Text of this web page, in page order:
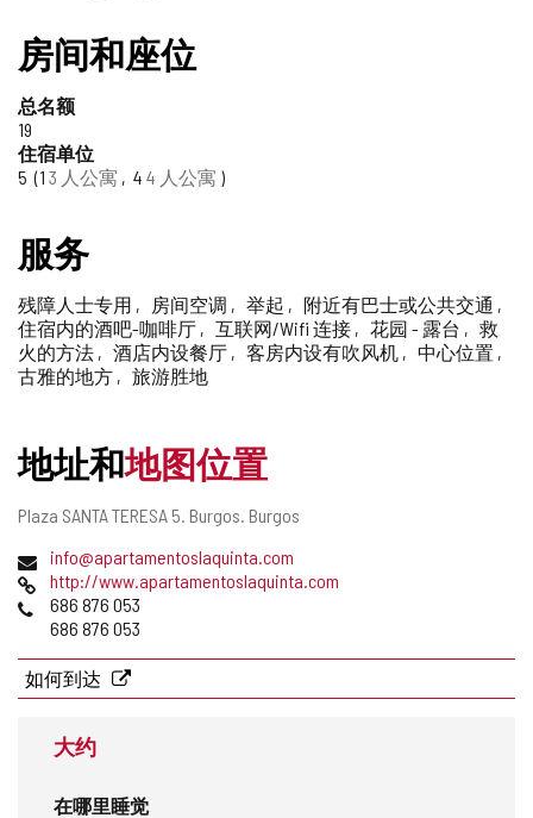
笔
记
中
加/
删
房间和座位
总名额
19
住宿单位
5
1 3 人公寓 4 4 人公寓
服务
残障人士专用 房间空调 举起
附近有巴士或公共交通
住宿内的酒吧-咖啡厅
互联网/Wifi 连接 花园 - 露台
救
火的方法
酒店内设餐厅 客房内设有吹风机
中心位置
古雅的地方
旅游胜地
地址和地图位置
邮
地
址
Plaza SANTA TERESA 5. Burgos. Burgos
电
子
邮
址
info@apartamentoslaquinta.com
网
页
http://www.apartamentoslaquinta.com
电
686 876 053
686 876 053
如何到达
大约
在哪里睡觉